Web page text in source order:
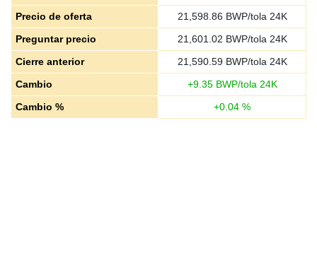
Precio de oferta
21,598.86 BWP/tola 24K
Preguntar precio
21,601.02 BWP/tola 24K
Cierre anterior
21,590.59BWP/tola 24K
Cambio
+9.35BWP/tola 24K
Cambio %
+0.04 %